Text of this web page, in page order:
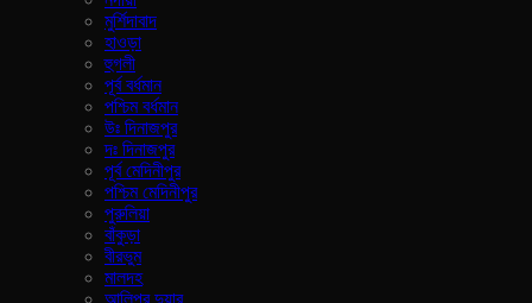
মুর্শিদাবাদ
হাওড়া
হুগলী
পূর্ব বর্ধমান
পশ্চিম বর্ধমান
উঃ দিনাজপুর
দঃ দিনাজপুর
পূর্ব মেদিনীপুর
পশ্চিম মেদিনীপুর
পুরুলিয়া
বাঁকুড়া
বীরভুম
মালদহ